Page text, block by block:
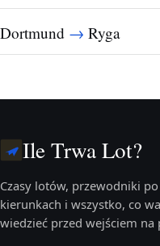
Dortmund → Ryga
Ile Trwa Lot?
Czasy lotów, przewodniki po
kierunkach i wszystko, co
wiedzieć przed wejściem na